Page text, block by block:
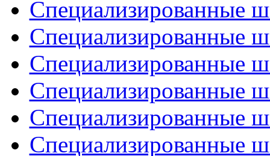
Специализированные
Специализированные
Специализированные
Специализированные
Специализированные
Специализированные